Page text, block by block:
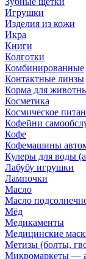
Игрушки
Изделия из кожи
Икра
Книги
Колготки
Комбинированные
Контактные линзы
Корма для
Косметика
Космическое
Кофейни
Кофе
Кофемашины
Кулеры для воды
Лабубу игрушки
Лампочки
Масло
Масло
Мёд
Медикаменты
Медицинские
Метизы (болты,
Микромаркеты —